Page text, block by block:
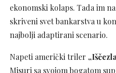
ekonomski kolaps. Tada im
skriveni svet bankarstva u
najbolji adaptirani scenario.
Napeti američki triler
Misuri sa svojom bogatom